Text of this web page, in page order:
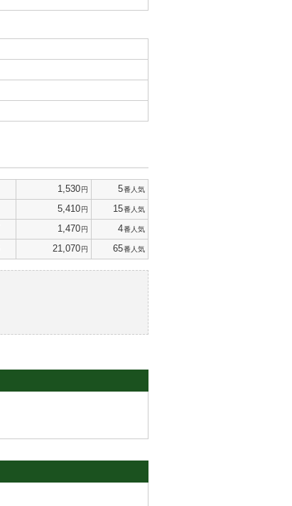
1,530円 5番人気
5,410円 15番人気
1,470円 4番人気
21,070円 65番人気